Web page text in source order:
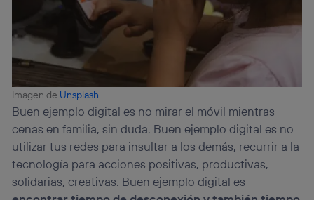
Imagen de Unsplash
Buen ejemplo digital es no mirar el móvil mientras
cenas en familia, sin duda. Buen ejemplo digital es no
utilizar tus redes para insultar a los demás, recurrir a la
tecnología para acciones positivas, productivas,
solidarias, creativas. Buen ejemplo digital es